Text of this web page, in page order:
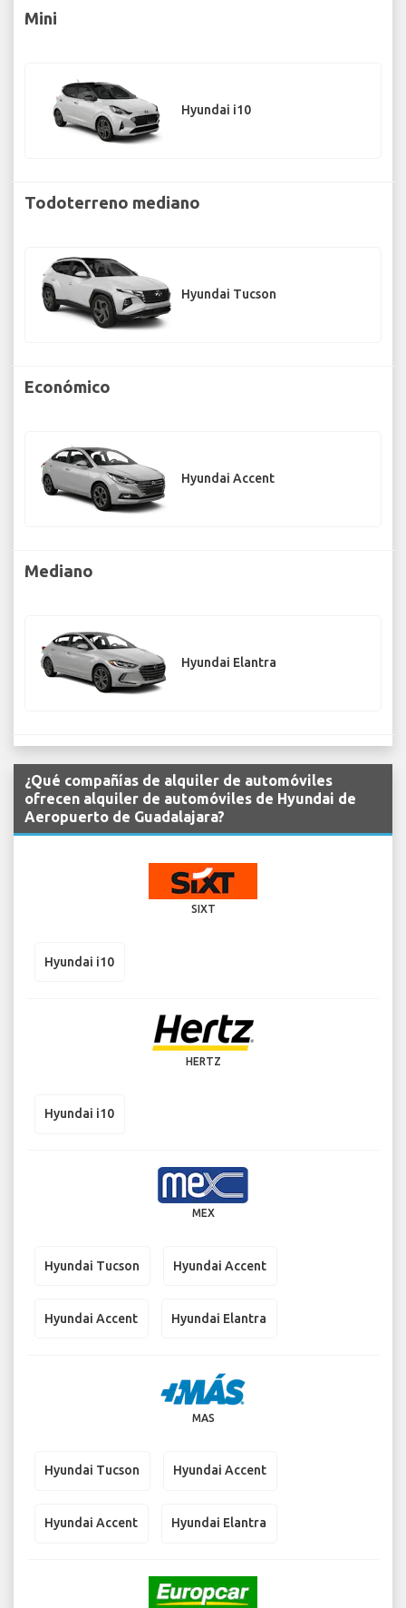
Mini
Hyundai i10
Todoterreno mediano
Hyundai Tucson
Económico
Hyundai Accent
Mediano
Hyundai Elantra
¿Qué compañías de alquiler de automóviles
ofrecen alquiler de automóviles de Hyundai de
Aeropuerto de Guadalajara?
SIXT
Hyundai i10
HERTZ
Hyundai i10
MEX
Hyundai Tucson Hyundai Accent
Hyundai Accent Hyundai Elantra
MAS
Hyundai Tucson Hyundai Accent
Hyundai Accent Hyundai Elantra